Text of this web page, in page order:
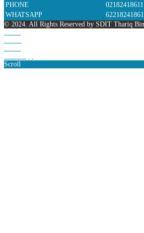
PHONE
02182418611
WHATSAPP
© 2024. All Rights Reserved by SDIT Thariq
Scroll